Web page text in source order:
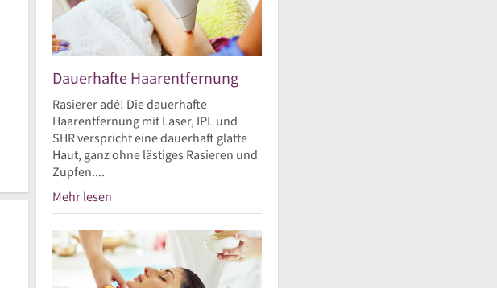
Dauerhafte Haarentfernung
Rasierer adé! Die dauerhafte
Haarentfernung mit Laser, IPL und
SHR verspricht eine dauerhaft glatte
Haut, ganz ohne lästiges Rasieren und
Zupfen....
Mehr lesen